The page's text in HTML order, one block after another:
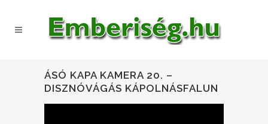
ÁSÓ KAPA KAMERA 20. –
DISZNÓVÁGÁS KÁPOLNÁSFALUN